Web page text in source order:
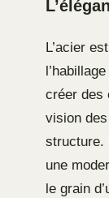
L’acier
créer des
vision
structure.
une
le grain